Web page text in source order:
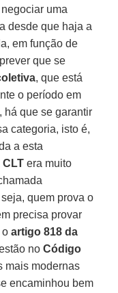
uma
desde que haja a
em função de
que se
, que está
o período em
há que se garantir
categoria, isto é,
a esta
CLT era muito
seja, quem prova o
precisa provar
o artigo 818 da
no Código
mais modernas
encaminhou bem